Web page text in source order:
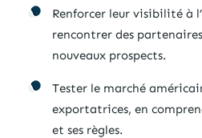
Renforcer leur visibilité à
rencontrer des
nouveaux prospects.
Tester le marché
exportatrices, en
et ses règles.